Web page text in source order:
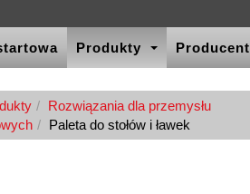
Produkty Producent
Rozwiązania dla przemysłu
Paleta do stołów i ławek